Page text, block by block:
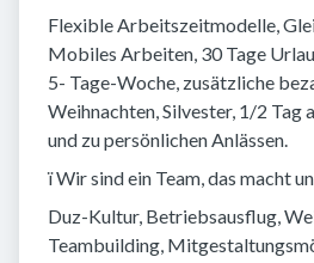
Flexible Arbeitszeitmodelle,
Mobiles Arbeiten, 30 Tage
5- Tage-Woche, zusätzliche
Weihnachten, Silvester, 1/2 Tag
und zu persönlichen Anlässen.
ï Wir sind ein Team, das macht
Duz-Kultur, Betriebsausflug,
Teambuilding,